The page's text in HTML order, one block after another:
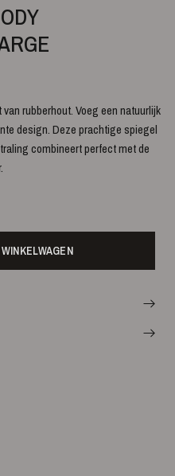
rubberhout. Voeg een natuurlijk
design. Deze prachtige spiegel
combineert perfect met de